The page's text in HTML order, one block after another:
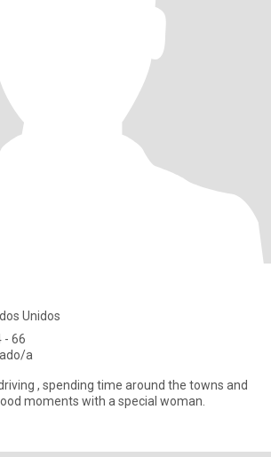
Unidos
- 66
a
, spending time around the towns and
moments with a special woman.